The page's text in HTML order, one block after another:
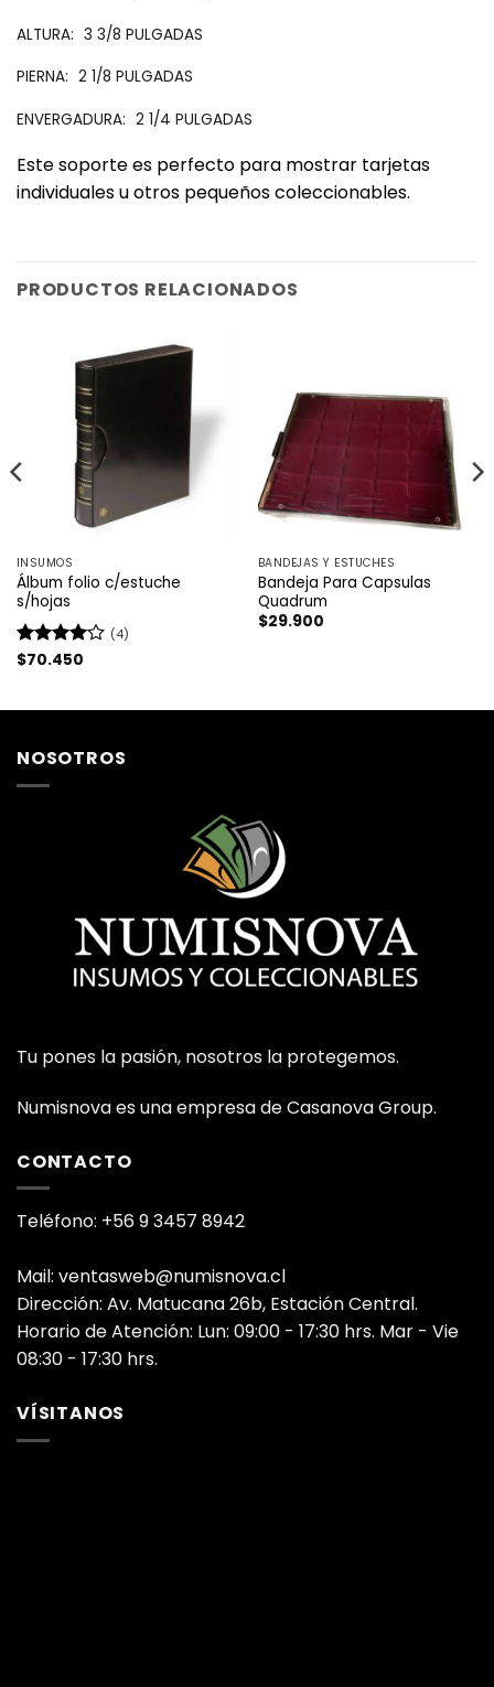
‎ALTURA:‎ ‎3 3/8 PULGADAS‎
‎PIERNA:‎ ‎2 1/8 PULGADAS‎
‎ENVERGADURA:‎ ‎2 1/4 PULGADAS‎
‎Este soporte es perfecto para mostrar tarjetas
individuales u otros pequeños coleccionables.‎
PRODUCTOS RELACIONADOS
INSUMOS
Álbum folio c/estuche
s/hojas
Valorado
(4)
$70.450
BANDEJAS Y ESTUCHES
Bandeja Para Capsulas
Quadrum
$29.900
NOSOTROS
Tu pones la pasión, nosotros la protegemos.
Numisnova es una empresa de Casanova Group.
CONTACTO
Teléfono: +56 9 3457 8942
Mail: ventasweb@numisnova.cl
Dirección: Av. Matucana 26b, Estación Central.
Horario de Atención: Lun: 09:00 - 17:30 hrs. Mar - Vie
08:30 - 17:30 hrs.
VÍSITANOS